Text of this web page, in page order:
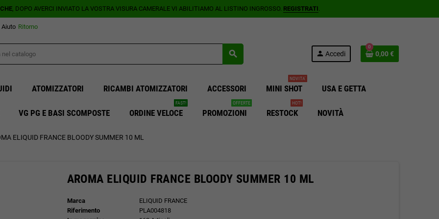
, DOPO AVERCI INVIATO LA VOSTRA VISURA CAMERALE VI ABILITIAMO AL LISTINO INGROSSO. REGISTRATI.
Aiuto Ritorno
search person Accedi
0
0,00 €
ATOMIZZATORI RICAMBI ATOMIZZATORI ACCESSORI MINI SHOT
NOVITA'
USA E GETTA
VG PG E BASI SCOMPOSTE ORDINE VELOCE
FAST!
PROMOZIONI
OFFERTE
RESTOCK
HOT!
NOVITÀ
ELIQUID FRANCE BLOODY SUMMER 10 ML
AROMA ELIQUID FRANCE BLOODY SUMMER 10 ML
Marca
ELIQUID FRANCE
Riferimento
PLA004818